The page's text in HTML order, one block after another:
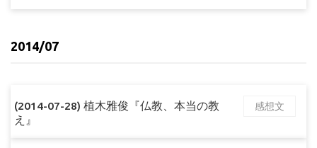
2014/07
(2014-07-28) 植木雅俊『仏教、本当の教
え』
感想文